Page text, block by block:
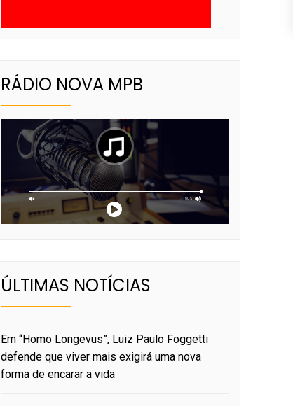
RÁDIO NOVA MPB
ÚLTIMAS NOTÍCIAS
Em “Homo Longevus”, Luiz Paulo Foggetti
defende que viver mais exigirá uma nova
forma de encarar a vida